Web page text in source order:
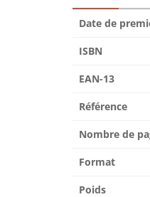
Date de
ISBN
EAN-13
Référence
Nombre de
Format
Poids